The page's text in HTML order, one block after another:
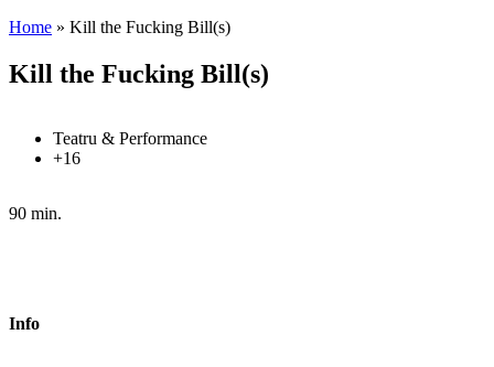
Home » Kill the Fucking Bill(s)
Kill the Fucking Bill(s)
Teatru & Performance
+16
90 min.
Info